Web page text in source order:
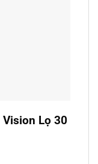
Vision Lọ 30